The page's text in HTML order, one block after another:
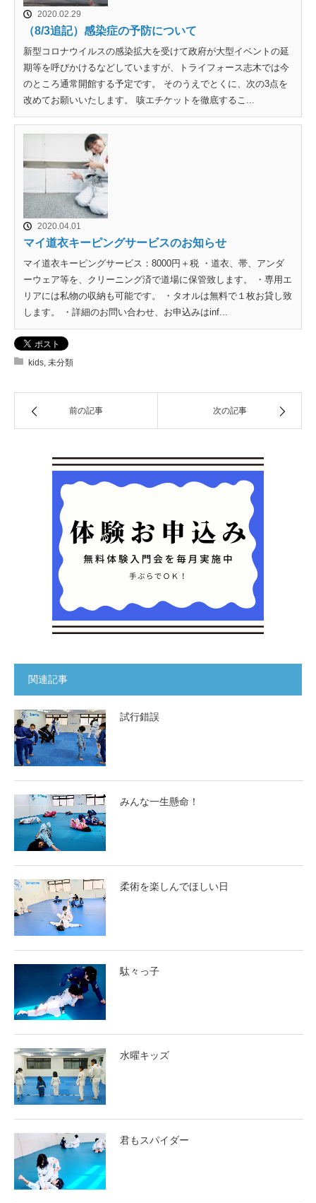
2020.02.29
（8/3追記）感染症の予防について
新型コロナウイルスの感染拡大を受けて政府が大型イベントの延
期等を呼びかけるなどしていますが、トライフォース志木では今
のところ通常開館する予定です。 そのうえでとくに、次の3点を
改めてお願いいたします。 咳エチケットを徹底するこ...
2020.04.01
マイ道衣キーピングサービスのお知らせ
マイ道衣キーピングサービス：8000円＋税 ・道衣、帯、アンダ
ーウェア等を、クリーニング済で道場に保管致します。 ・専用エ
リアには私物の収納も可能です。 ・タオルは無料で１枚お貸し致
します。 ・詳細のお問い合わせ、お申込みはinf...
kids, 未分類
前の記事 次の記事
関連記事
試行錯誤
みんな一生懸命！
柔術を楽しんでほしい日
駄々っ子
水曜キッズ
君もスパイダー